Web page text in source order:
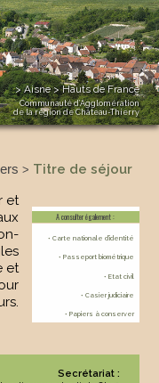
> Aisne > Hauts de France
Communauté d’Agglomération
de la région de Château-Thierry
> Titre de séjour
A consulter également :
• Carte nationale d’identité
• Passeport biométrique
• Etat civil
• Casier judiciaire
• Papiers à conserver
et
et
Secrétariat :